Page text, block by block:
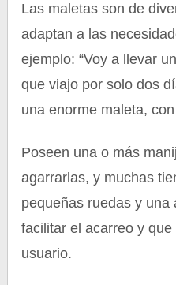
Las maletas son de
adaptan a las
ejemplo: “Voy a llevar
que viajo por solo dos
una enorme maleta,
Poseen una o más
agarrarlas, y muchas
pequeñas ruedas y
facilitar el acarreo y
usuario.